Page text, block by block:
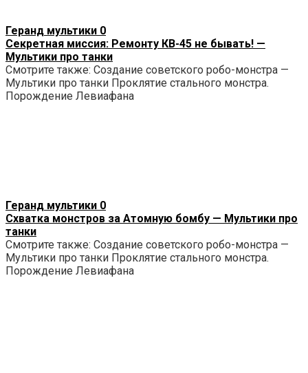
Геранд мультики 0
Секретная миссия: Ремонту КВ-45 не бывать! —
Мультики про танки
Смотрите также: Создание советского робо-монстра —
Мультики про танки Проклятие стального монстра.
Порождение Левиафана
Геранд мультики 0
Схватка монстров за Атомную бомбу — Мультики про
танки
Смотрите также: Создание советского робо-монстра —
Мультики про танки Проклятие стального монстра.
Порождение Левиафана